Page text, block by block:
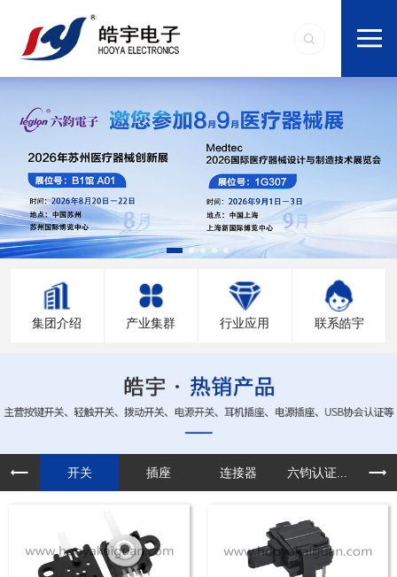
集团介绍 产业集群 行业应用 联系皓宇
开关 插座 连接器 六钧认证... 定